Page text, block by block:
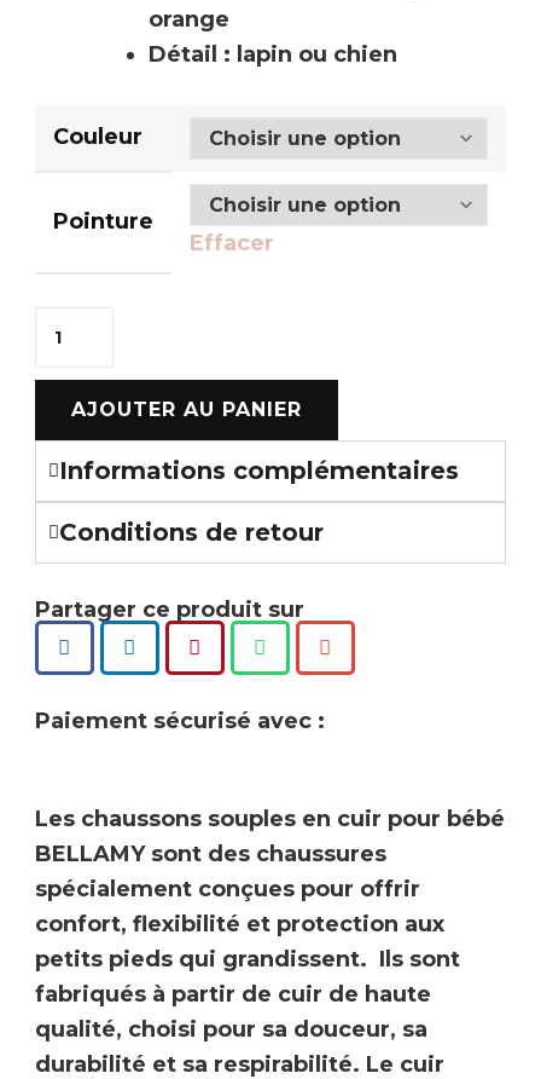
orange
Détail : lapin ou chien
Couleur
Pointure
Effacer
AJOUTER AU PANIER
Informations complémentaires
Conditions de retour
Partager ce produit sur
Paiement sécurisé avec :
Les chaussons souples en cuir pour bébé
BELLAMYsont des chaussures
spécialement conçues pour offrir
confort, flexibilité et protection aux
petits pieds qui grandissent. Ils sont
fabriqués à partir de cuir de haute
qualité, choisi pour sa douceur, sa
durabilité et sa respirabilité. Le cuir